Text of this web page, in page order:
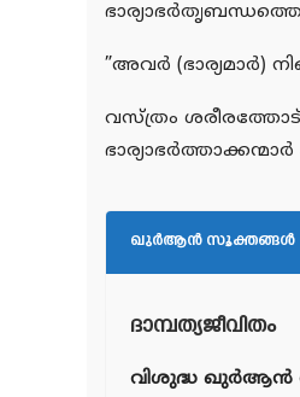
”അവര്‍ (ഭാര്യമാര്‍)
വസ്ത്രം
ഖുര്‍ആന്‍ സൂക്തങ്ങള്‍
ദാമ്പത്യജീവിതം
വിശുദ്ധ ഖുര്‍ആന്‍